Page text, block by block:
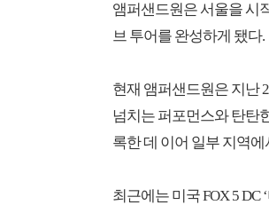
앰퍼샌드원은 서울을 시
브 투어를 완성하게 됐다.
현재 앰퍼샌드원은 지난
넘치는 퍼포먼스와 탄탄
록한 데 이어 일부 지역
최근에는 미국 FOX 5 DC